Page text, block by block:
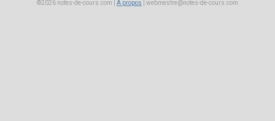
©2026 notes-de-cours.com | A propos webmestre@notes-de-cours.com